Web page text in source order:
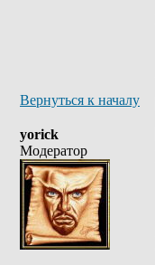
Вернуться к началу
yorick
Модератор